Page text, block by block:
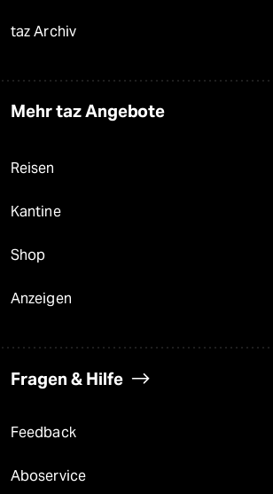
taz Archiv
Mehr taz Angebote
Reisen
Kantine
Shop
Anzeigen
Fragen & Hilfe
Feedback
Aboservice